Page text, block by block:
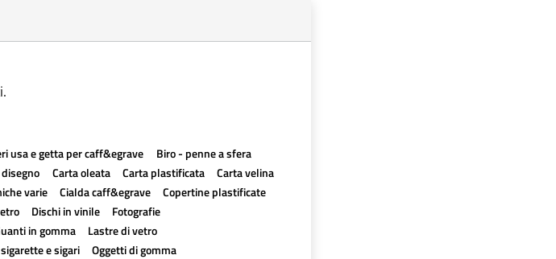
usa e getta per caff&egrave
Biro - penne a sfera
Carta oleata Carta plastificata
Carta velina
varie Cialda caff&egrave
Copertine plastificate
Dischi in vinile
Fotografie
in gomma
Lastre di vetro
e sigari
Oggetti di gomma